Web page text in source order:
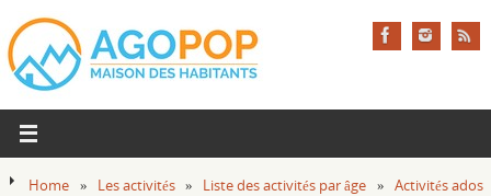
Home » Les activités » Liste des activités par âge » Activités ados